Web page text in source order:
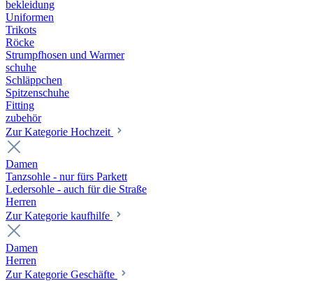
bekleidung
Uniformen
Trikots
Röcke
Strumpfhosen und Warmer
schuhe
Schläppchen
Spitzenschuhe
Fitting
zubehör
Zur Kategorie Hochzeit
Damen
Tanzsohle - nur fürs Parkett
Ledersohle - auch für die Straße
Herren
Zur Kategorie kaufhilfe
Damen
Herren
Zur Kategorie Geschäfte